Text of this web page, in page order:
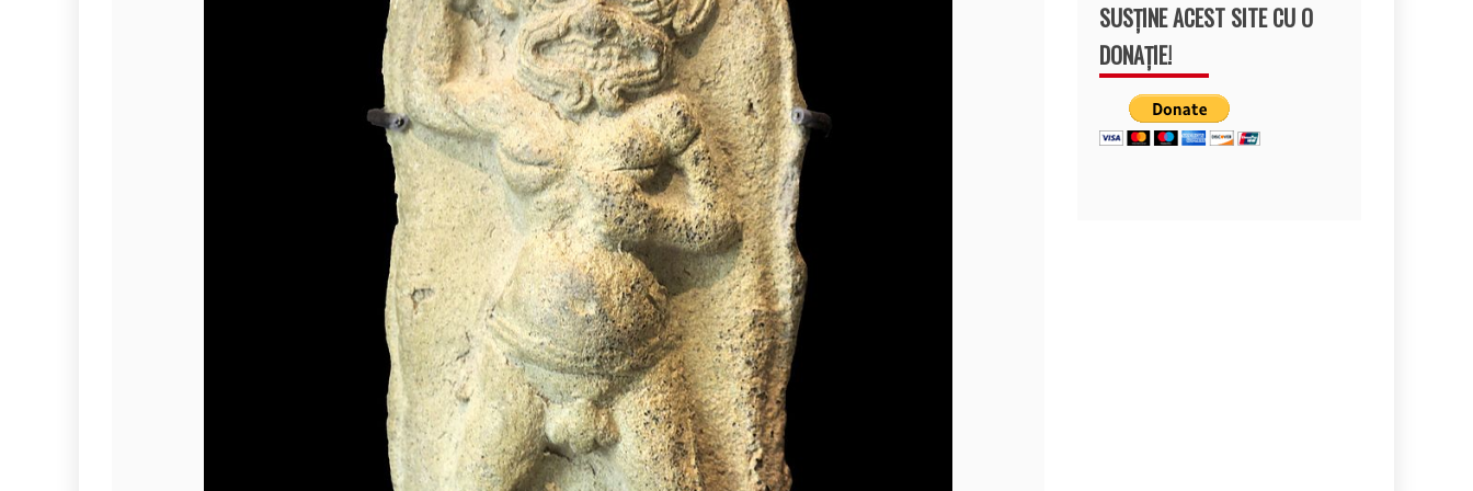
SUSȚINE ACEST SITE CU O
DONAȚIE!